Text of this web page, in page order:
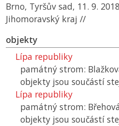
Brno, Tyršův sad, 11. 9.
Jihomoravský kraj //
objekty
Lípa republiky
památný strom:
objekty jsou součástí
Lípa republiky
památný strom:
objekty jsou součástí